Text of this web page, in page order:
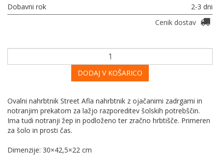
Dobavni rok
2-3 dni
Cenik dostav
DODAJ V KOŠARICO
Ovalni nahrbtnik Street Afla nahrbtnik z ojačanimi zadrgami in
notranjim prekatom za lažjo razporeditev šolskih potrebščin.
Ima tudi notranji žep in podloženo ter zračno hrbtišče. Primeren
za šolo in prosti čas.
Dimenzije: 30×42,5×22 cm